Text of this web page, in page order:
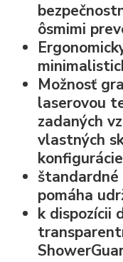
ôsmimi
Možnosť
laserovou
zadaných
vlastných
štandardné
pomáha
k dispozícii